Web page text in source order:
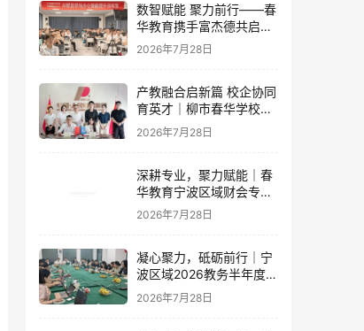
数智赋能 聚力前行——春
华教育携手富杰德共启AI
办公内训新篇章
2026年7月28日
产教融合启新篇 校企协同
育英才｜柳市春华学校与
人民电器集团成功签订战
略合作协议
2026年7月28日
深耕专业，聚力赋能｜春
华教育宁波区域财会专项
落地培训即将开启！
2026年7月28日
凝心聚力，砥砺前行｜宁
波区域2026教务半年度工
作会议圆满落幕，学管团
队蓄力新征程
2026年7月28日